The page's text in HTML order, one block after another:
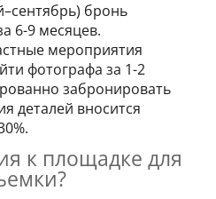
бронь
6-9 месяцев.
мероприятия
фотографа за 1-2
забронировать
деталей вносится
к площадке для